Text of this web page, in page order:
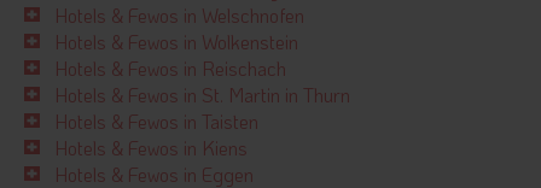
Hotels & Fewos in Welschnofen
Hotels & Fewos in Wolkenstein
Hotels & Fewos in Reischach
Hotels & Fewos in St. Martin in Thurn
Hotels & Fewos in Taisten
Hotels & Fewos in Kiens
Hotels & Fewos in Eggen